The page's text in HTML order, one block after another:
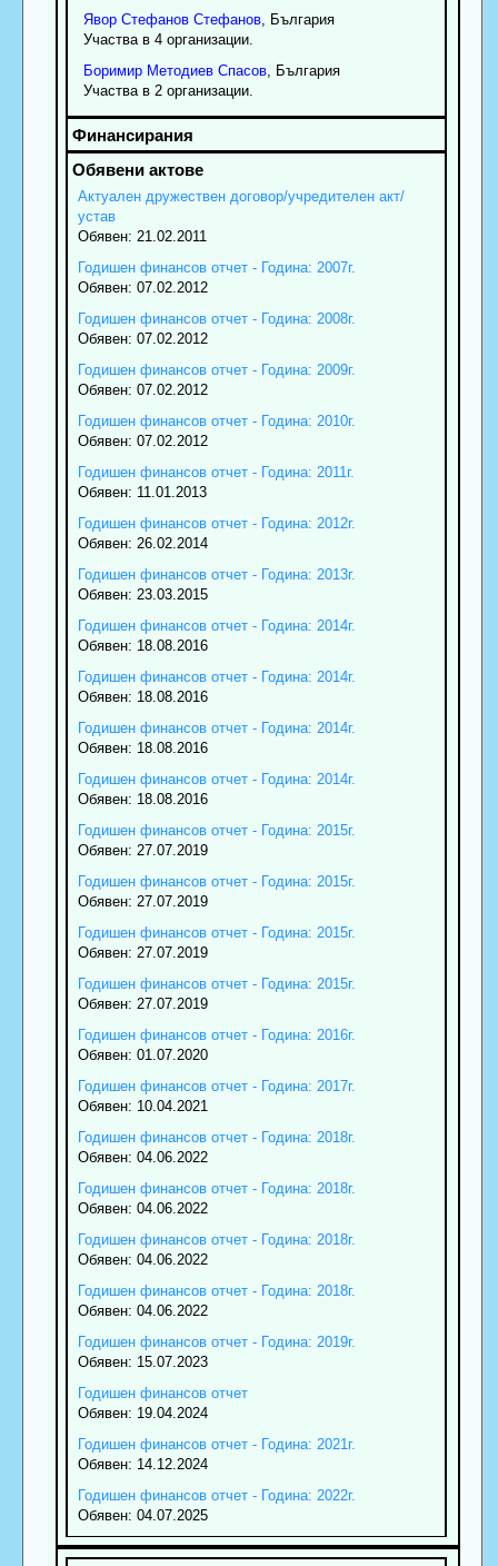
Явор Стефанов Стефанов, България
Участва в 4 организации.
Боримир Методиев Спасов, България
Участва в 2 организации.
Актуален дружествен договор/учредителен акт/
устав
Обявен: 21.02.2011
Годишен финансов отчет - Година: 2007г.
Обявен: 07.02.2012
Годишен финансов отчет - Година: 2008г.
Обявен: 07.02.2012
Годишен финансов отчет - Година: 2009г.
Обявен: 07.02.2012
Годишен финансов отчет - Година: 2010г.
Обявен: 07.02.2012
Годишен финансов отчет - Година: 2011г.
Обявен: 11.01.2013
Годишен финансов отчет - Година: 2012г.
Обявен: 26.02.2014
Годишен финансов отчет - Година: 2013г.
Обявен: 23.03.2015
Годишен финансов отчет - Година: 2014г.
Обявен: 18.08.2016
Годишен финансов отчет - Година: 2014г.
Обявен: 18.08.2016
Годишен финансов отчет - Година: 2014г.
Обявен: 18.08.2016
Годишен финансов отчет - Година: 2014г.
Обявен: 18.08.2016
Годишен финансов отчет - Година: 2015г.
Обявен: 27.07.2019
Годишен финансов отчет - Година: 2015г.
Обявен: 27.07.2019
Годишен финансов отчет - Година: 2015г.
Обявен: 27.07.2019
Годишен финансов отчет - Година: 2015г.
Обявен: 27.07.2019
Годишен финансов отчет - Година: 2016г.
Обявен: 01.07.2020
Годишен финансов отчет - Година: 2017г.
Обявен: 10.04.2021
Годишен финансов отчет - Година: 2018г.
Обявен: 04.06.2022
Годишен финансов отчет - Година: 2018г.
Обявен: 04.06.2022
Годишен финансов отчет - Година: 2018г.
Обявен: 04.06.2022
Годишен финансов отчет - Година: 2018г.
Обявен: 04.06.2022
Годишен финансов отчет - Година: 2019г.
Обявен: 15.07.2023
Годишен финансов отчет
Обявен: 19.04.2024
Годишен финансов отчет - Година: 2021г.
Обявен: 14.12.2024
Годишен финансов отчет - Година: 2022г.
Обявен: 04.07.2025